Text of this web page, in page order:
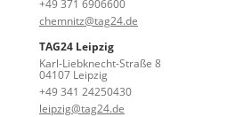
+49 371 6906600
chemnitz@tag24.de
TAG24 Leipzig
Karl-Liebknecht-Straße 8
04107 Leipzig
+49 341 24250430
leipzig@tag24.de